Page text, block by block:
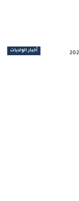
أخبار الولايات